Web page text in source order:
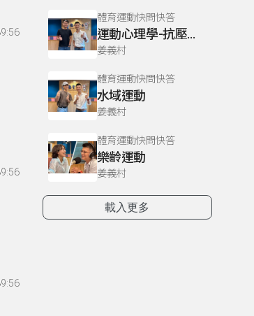
體育運動快問快答
運動心理學-抗壓憂鬱&領導創意
姜義村
體育運動快問快答
水域運動
姜義村
體育運動快問快答
樂齡運動
姜義村
載入更多